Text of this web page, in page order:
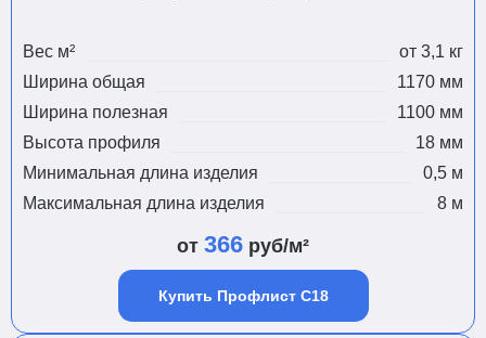
Вес м²
от 3,1 кг
Ширина общая
1170 мм
Ширина полезная
1100 мм
Высота профиля
18 мм
Минимальная длина изделия
0,5 м
Максимальная длина изделия
8 м
от 366 руб/м²
Купить Профлист С18